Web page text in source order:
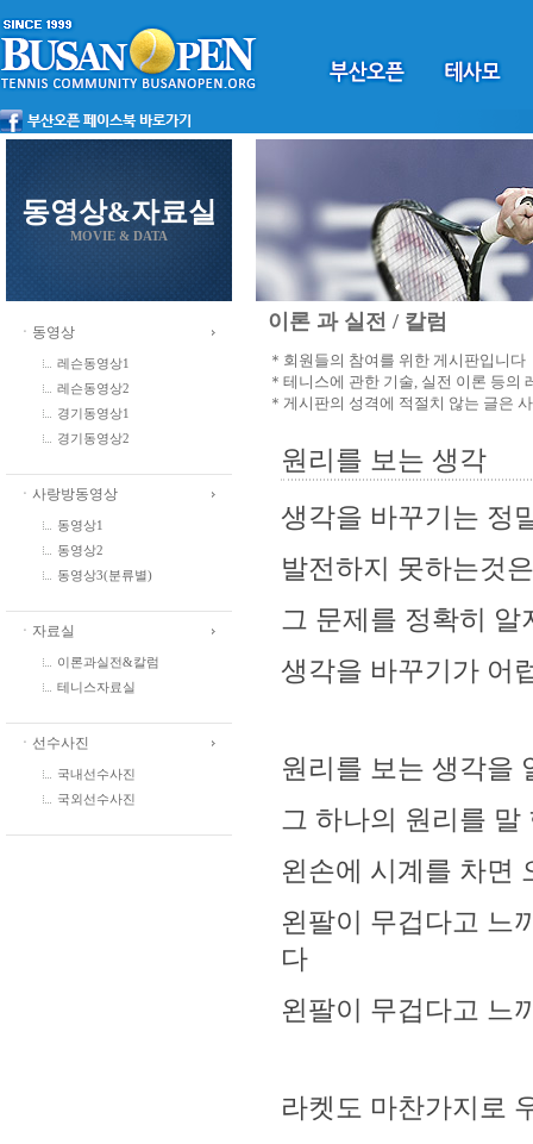
동영상&자료실
MOVIE & DATA
ㆍ동영상
레슨동영상1
레슨동영상2
경기동영상1
경기동영상2
ㆍ사랑방동영상
동영상1
동영상2
동영상3(분류별)
ㆍ자료실
이론과실전&칼럼
테니스자료실
ㆍ선수사진
국내선수사진
국외선수사진
이론 과 실전 / 칼럼
＊회원들의 참여를 위한 게시판입니다
＊테니스에 관한 기술, 실전 이론 등의
＊게시판의 성격에 적절치 않는 글은
원리를 보는 생각
생각을 바꾸기는 정
발전하지 못하는것
그 문제를 정확히 알
생각을 바꾸기가 어
원리를 보는 생각을
그 하나의 원리를 말
왼손에 시계를 차면
왼팔이 무겁다고 느
다
왼팔이 무겁다고 느
라켓도 마찬가지로